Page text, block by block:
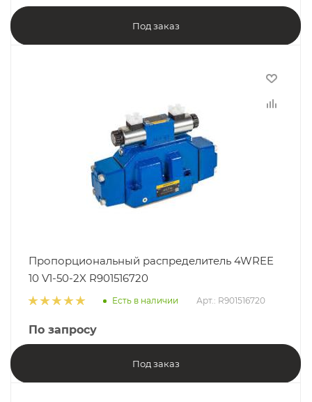
Под заказ
Пропорциональный распределитель 4WREE
10 V1-50-2X R901516720
Есть в наличии Арт.: R901516720
По запросу
Под заказ